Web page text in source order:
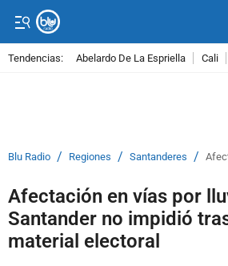
Tendencias: Abelardo De La Espriella Cali
Blu Radio / Regiones / Santanderes /
Afectación en vías por
Santander no impidió
material electoral